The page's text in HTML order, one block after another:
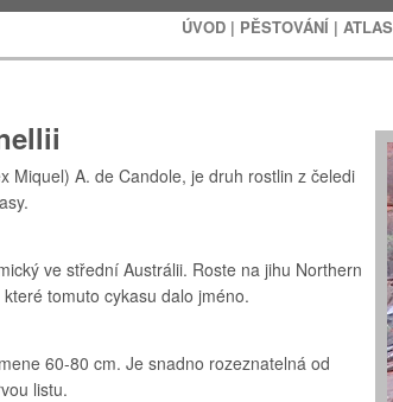
ÚVOD | PĚSTOVÁNÍ | ATLAS
Miquel) A. de Candole, je druh rostlin z čeledi
ve střední Austrálii. Roste na jihu Northern
tomuto cykasu dalo jméno.
60-80 cm. Je snadno rozeznatelná od
listu.